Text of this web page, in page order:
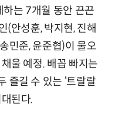
하는 7개월 동안 끈끈
(안성훈, 박지현, 진해
민준, 윤준협)이 물오
울 예정. 배꼽 빠지는
즐길 수 있는 ‘트랄랄
된다.